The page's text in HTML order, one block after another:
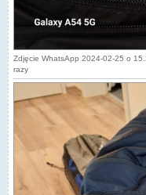
Zdjęcie WhatsApp 2024-02-25 o
razy